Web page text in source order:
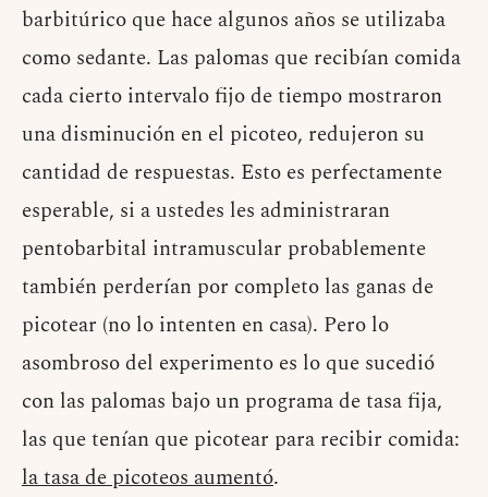
barbitúrico que hace algunos años se utilizaba
como sedante. Las palomas que recibían comida
cada cierto intervalo fijo de tiempo mostraron
una disminución en el picoteo, redujeron su
cantidad de respuestas. Esto es perfectamente
esperable, si a ustedes les administraran
pentobarbital intramuscular probablemente
también perderían por completo las ganas de
picotear (no lo intenten en casa). Pero lo
asombroso del experimento es lo que sucedió
con las palomas bajo un programa de tasa fija,
las que tenían que picotear para recibir comida:
la tasa de picoteos aumentó.